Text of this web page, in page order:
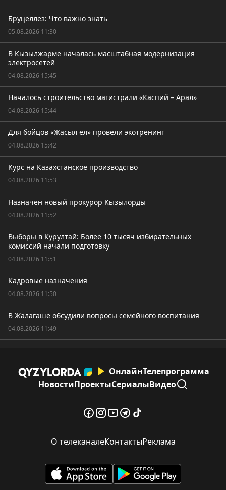
Бруцеллез: Что важно знать
05.08.2026 11:30
В Кызылжарме началась масштабная модернизация
электросетей
04.08.2026 15:45
Началось строительство магистрали «Каспий – Арал»
04.08.2026 15:44
Для бойцов «Жасыл ел» провели экотренинг
04.08.2026 15:42
Курс на Казахстанское производство
04.08.2026 11:53
Назначен новый прокурор Кызылорды
04.08.2026 11:52
Выборы в Курултай: Более 10 тысяч избирательных
комиссий начали подготовку
04.08.2026 11:51
Кадровые назначения
04.08.2026 11:50
В Жалагаше обсудили вопросы семейного воспитания
04.08.2026 11:49
ОнлайнТелепрограмма
НовостиПроектыСериалыВидео
О телеканалеКонтактыРеклама